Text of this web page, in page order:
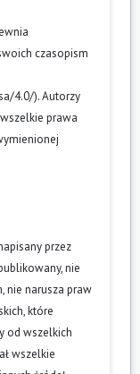
czasopism
4.0/). Autorzy
prawa
przez
nie
nie narusza praw
które
od wszelkich
wszelkie